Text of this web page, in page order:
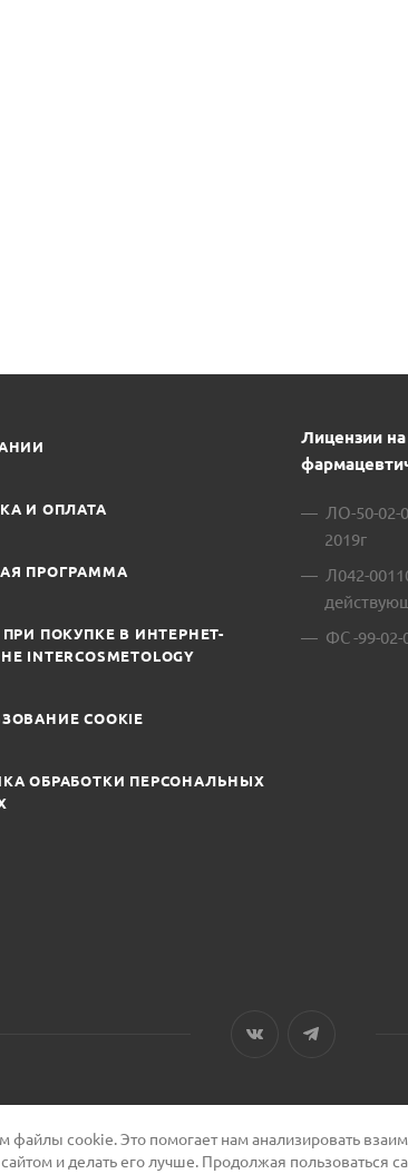
И ОПЛАТА
ПРОГРАММА
ПОКУПКЕ В ИНТЕРНЕТ-
INTERCOSMETOLOGY
COOKIE
ОБРАБОТКИ ПЕРСОНАЛЬНЫХ
Лицензии
ЛО-50-02-
2019г
Л042-
ФС -99-02-
файлы cookie. Это помогает нам анализировать
и делать его лучше. Продолжая пользоваться